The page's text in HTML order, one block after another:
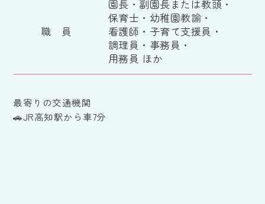
職 員
園長・副園長または教頭・
保育士・幼稚園教諭・
看護師・子育て支援員・
調理員・事務員・
用務員 ほか
最寄りの交通機関
🚗JR高知駅から車7分